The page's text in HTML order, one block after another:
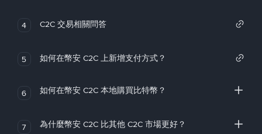
4 C2C 交易相關問答
5 如何在幣安 C2C 上新增支付方式？
6 如何在幣安 C2C 本地購買比特幣？
7 為什麼幣安 C2C 比其他 C2C 市場更好？